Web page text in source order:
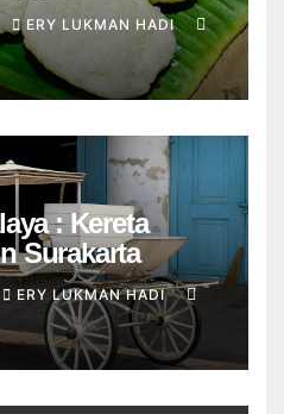
ERY LUKMAN HADI
: Kereta
Surakarta
ERY LUKMAN HADI